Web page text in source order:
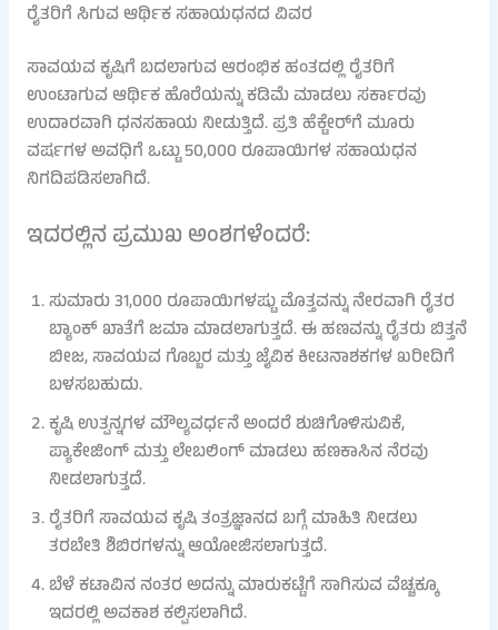
ರೈತರಿಗೆ ಸಿಗುವ ಆರ್ಥಿಕ ಸಹಾಯಧನದ ವಿವರ
ಸಾವಯವ ಕೃಷಿಗೆ ಬದಲಾಗುವ ಆರಂಭಿಕ ಹಂತದಲ್ಲಿ ರೈತರಿಗೆ
ಉಂಟಾಗುವ ಆರ್ಥಿಕ ಹೊರೆಯನ್ನು ಕಡಿಮೆ ಮಾಡಲು ಸರ್ಕಾರವು
ಉದಾರವಾಗಿ ಧನಸಹಾಯ ನೀಡುತ್ತಿದೆ. ಪ್ರತಿ ಹೆಕ್ಟೇರ್‌ಗೆ ಮೂರು
ವರ್ಷಗಳ ಅವಧಿಗೆ ಒಟ್ಟು 50,000 ರೂಪಾಯಿಗಳ ಸಹಾಯಧನ
ನಿಗದಿಪಡಿಸಲಾಗಿದೆ.
ಇದರಲ್ಲಿನ ಪ್ರಮುಖ ಅಂಶಗಳೆಂದರೆ:
ಸುಮಾರು 31,000 ರೂಪಾಯಿಗಳಷ್ಟು ಮೊತ್ತವನ್ನು ನೇರವಾಗಿ ರೈತರ
ಬ್ಯಾಂಕ್ ಖಾತೆಗೆ ಜಮಾ ಮಾಡಲಾಗುತ್ತದೆ. ಈ ಹಣವನ್ನು ರೈತರು ಬಿತ್ತನೆ
ಬೀಜ, ಸಾವಯವ ಗೊಬ್ಬರ ಮತ್ತು ಜೈವಿಕ ಕೀಟನಾಶಕಗಳ ಖರೀದಿಗೆ
ಬಳಸಬಹುದು.
ಕೃಷಿ ಉತ್ಪನ್ನಗಳ ಮೌಲ್ಯವರ್ಧನೆ ಅಂದರೆ ಶುಚಿಗೊಳಿಸುವಿಕೆ,
ಪ್ಯಾಕೇಜಿಂಗ್ ಮತ್ತು ಲೇಬಲಿಂಗ್ ಮಾಡಲು ಹಣಕಾಸಿನ ನೆರವು
ನೀಡಲಾಗುತ್ತದೆ.
ರೈತರಿಗೆ ಸಾವಯವ ಕೃಷಿ ತಂತ್ರಜ್ಞಾನದ ಬಗ್ಗೆ ಮಾಹಿತಿ ನೀಡಲು
ತರಬೇತಿ ಶಿಬಿರಗಳನ್ನು ಆಯೋಜಿಸಲಾಗುತ್ತದೆ.
ಬೆಳೆ ಕಟಾವಿನ ನಂತರ ಅದನ್ನು ಮಾರುಕಟ್ಟೆಗೆ ಸಾಗಿಸುವ ವೆಚ್ಚಕ್ಕೂ
ಇದರಲ್ಲಿ ಅವಕಾಶ ಕಲ್ಪಿಸಲಾಗಿದೆ.